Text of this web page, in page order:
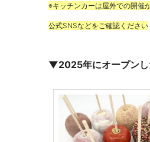
※キッチンカーは屋外での開催
公式SNSなどをご確認ください
▼2025年にオープンし